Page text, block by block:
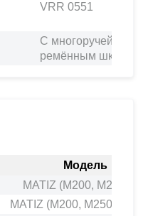
VRR 0551
С многоручейковым
ремённым шкивом
Модель
MATIZ (M200, M250) 1.0
MATIZ (M200, M250) 1.0